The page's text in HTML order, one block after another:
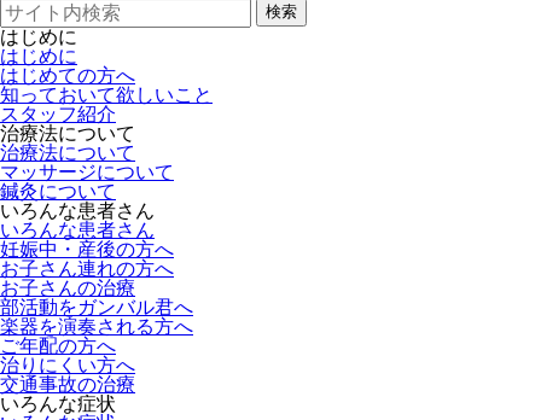
検索
はじめに
はじめに
はじめての方へ
知っておいて欲しいこと
スタッフ紹介
治療法について
治療法について
マッサージについて
鍼灸について
いろんな患者さん
いろんな患者さん
妊娠中・産後の方へ
お子さん連れの方へ
お子さんの治療
部活動をガンバル君へ
楽器を演奏される方へ
ご年配の方へ
治りにくい方へ
交通事故の治療
いろんな症状